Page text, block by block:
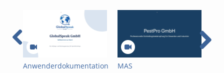
Anwenderdokumentation
MAS